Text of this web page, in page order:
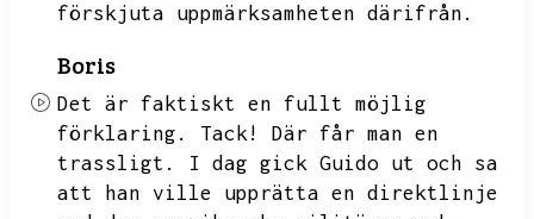
förskjuta uppmärksamheten därifrån.
Boris
Det är faktiskt en fullt möjlig
förklaring.
Tack!
Där får man en
trassligt.
I dag gick Guido ut och sa
att han ville upprätta en direktlinje